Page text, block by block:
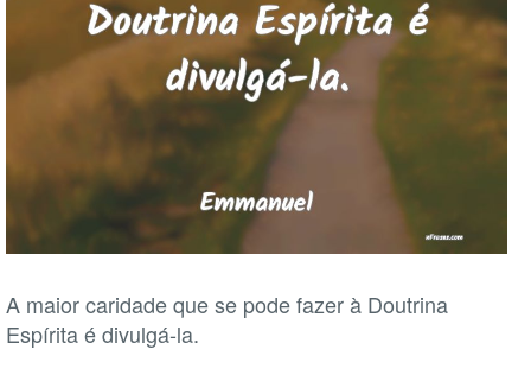
A maior caridade que se pode fazer à Doutrina
Espírita é divulgá-la.